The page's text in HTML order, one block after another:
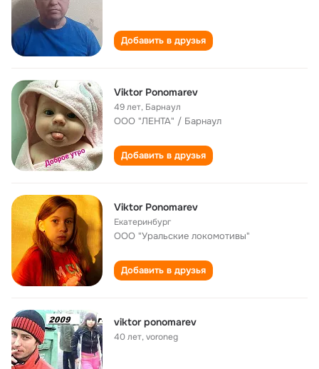
Добавить в друзья
Viktor Ponomarev
49 лет, Барнаул
ООО "ЛЕНТА" / Барнаул
Добавить в друзья
Viktor Ponomarev
Екатеринбург
ООО "Уральские локомотивы"
Добавить в друзья
viktor ponomarev
40 лет,voroneg